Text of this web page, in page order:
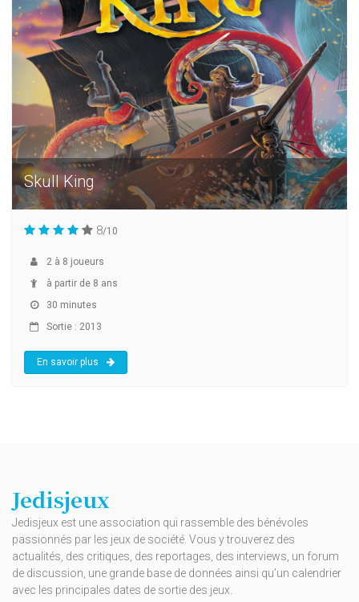
Skull King
8/10
2 à 8 joueurs
à partir de 8 ans
30 minutes
Sortie : 2013
En savoir plus
Jedisjeux
Jedisjeux est une association qui rassemble des bénévoles
passionnés par les jeux de société. Vous y trouverez des
actualités, des critiques, des reportages, des interviews, un forum
de discussion, une grande base de données ainsi qu’un calendrier
avec les principales dates de sortie des jeux.